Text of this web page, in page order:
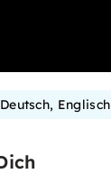
Deutsch, Englisch